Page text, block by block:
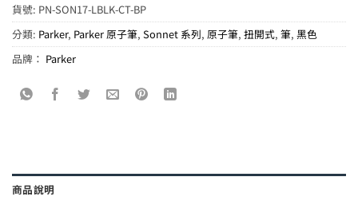
貨號: PN-SON17-LBLK-CT-BP
分類: Parker, Parker 原子筆, Sonnet 系列, 原子筆, 扭開式, 筆, 黑色
品牌： Parker
商品說明